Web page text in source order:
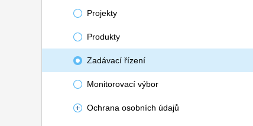
Projekty
Produkty
Zadávací řízení
Monitorovací výbor
Ochrana osobních údajů